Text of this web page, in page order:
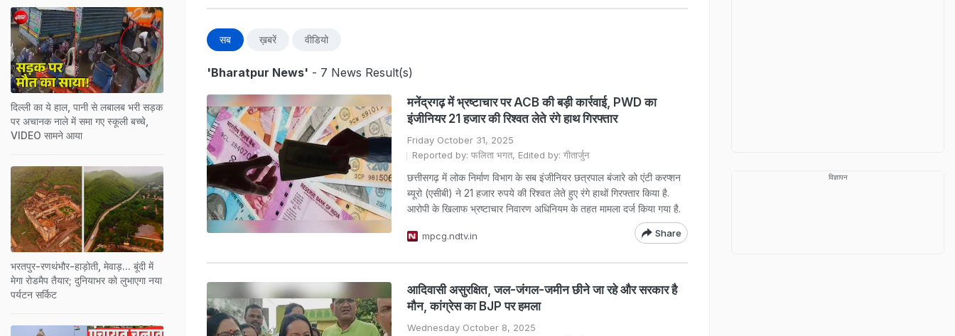
सब ख़बरें वीडियो
'Bharatpur News' - 7 News Result(s)
मनेंद्रगढ़ में भ्रष्टाचार पर ACB की बड़ी कार्रवाई, PWD का
इंजीनियर 21 हजार की रिश्वत लेते रंगे हाथ गिरफ्तार
Friday October 31, 2025
Reported by: फलिता भगत, Edited by: गीतार्जुन
छत्तीसगढ़ में लोक निर्माण विभाग के सब इंजीनियर छत्रपाल बंजारे को एंटी करप्शन
ब्यूरो (एसीबी) ने 21 हजार रुपये की रिश्वत लेते हुए रंगे हाथों गिरफ्तार किया है.
आरोपी के खिलाफ भ्रष्टाचार निवारण अधिनियम के तहत मामला दर्ज किया गया है.
mpcg.ndtv.in Share
आदिवासी असुरक्षित, जल-जंगल-जमीन छीने जा रहे और सरकार है
मौन, कांग्रेस का BJP पर हमला
Wednesday October 8, 2025
दिल्ली का ये हाल, पानी से लबालब भरी सड़क
पर अचानक नाले में समा गए स्कूली बच्चे,
VIDEO सामने आया
भरतपुर-रणथंभौर-हाड़ोती, मेवाड़... बूंदी में
मेगा रोडमैप तैयार; दुनियाभर को लुभाएगा नया
पर्यटन सर्किट
विज्ञापन